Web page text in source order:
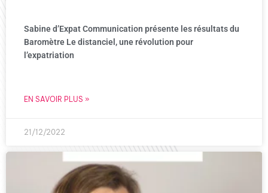
Sabine d’Expat Communication présente les résultats du
Baromètre Le distanciel, une révolution pour
l’expatriation
EN SAVOIR PLUS »
21/12/2022